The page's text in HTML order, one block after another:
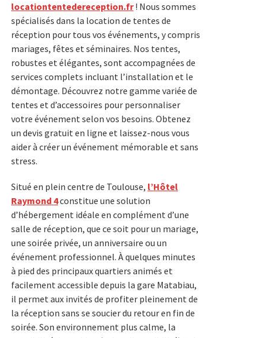
locationtentedereception.fr! Nous sommes
spécialisés dans la location de tentes de
réception pour tous vos événements, y compris
mariages, fêtes et séminaires. Nos tentes,
robustes et élégantes, sont accompagnées de
services complets incluant l’installation et le
démontage. Découvrez notre gamme variée de
tentes et d’accessoires pour personnaliser
votre événement selon vos besoins. Obtenez
un devis gratuit en ligne et laissez-nous vous
aider à créer un événement mémorable et sans
stress.
Situé en plein centre de Toulouse, l’Hôtel
Raymond 4constitue une solution
d’hébergement idéale en complément d’une
salle de réception, que ce soit pour un mariage,
une soirée privée, un anniversaire ou un
événement professionnel. À quelques minutes
à pied des principaux quartiers animés et
facilement accessible depuis la gare Matabiau,
il permet aux invités de profiter pleinement de
la réception sans se soucier du retour en fin de
soirée. Son environnement plus calme, la